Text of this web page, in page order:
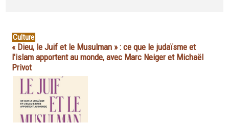
Culture
« Dieu, le Juif et le Musulman » : ce que le judaïsme et
l'islam apportent au monde, avec Marc Neiger et Michaël
Privot